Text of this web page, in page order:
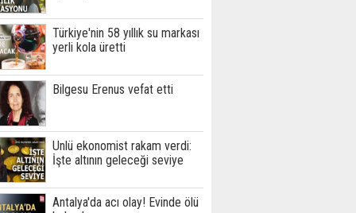
Türkiye'nin 58 yıllık su markası
yerli kola üretti
Bilgesu Erenus vefat etti
Ünlü ekonomist rakam verdi:
İşte altının geleceği seviye
Antalya'da acı olay! Evinde ölü